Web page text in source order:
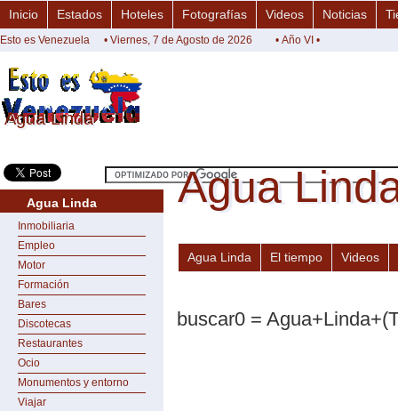
Agua Linda
Agua Linda
Inicio Estados Hoteles Fotografías Videos Noticias
Esto es Venezuela • Viernes, 7 de Agosto de 2026 • Año VI •
Agua Linda
Inmobiliaria
Empleo
Motor
Formación
Bares
Discotecas
Restaurantes
Ocio
Monumentos y entorno
Viajar
Agua
Agua
Agua Linda El tiempo Videos
buscar0 =